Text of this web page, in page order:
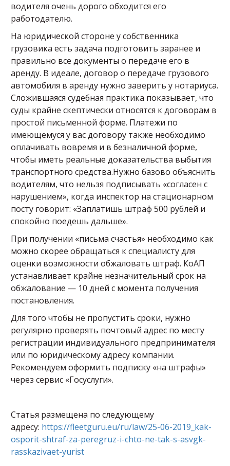
водителя очень дорого обходится его
работодателю.
На юридической стороне у собственника
грузовика есть задача подготовить заранее и
правильно все документы о передаче его в
аренду. В идеале, договор о передаче грузового
автомобиля в аренду нужно заверить у нотариуса.
Сложившаяся судебная практика показывает, что
суды крайне скептически относятся к договорам в
простой письменной форме. Платежи по
имеющемуся у вас договору также необходимо
оплачивать вовремя и в безналичной форме,
чтобы иметь реальные доказательства выбытия
транспортного средства.Нужно базово объяснить
водителям, что нельзя подписывать «согласен с
нарушением», когда инспектор на стационарном
посту говорит: «Заплатишь штраф 500 рублей и
спокойно поедешь дальше».
При получении «письма счастья» необходимо как
можно скорее обращаться к специалисту для
оценки возможности обжаловать штраф. КоАП
устанавливает крайне незначительный срок на
обжалование — 10 дней с момента получения
постановления.
Для того чтобы не пропустить сроки, нужно
регулярно проверять почтовый адрес по месту
регистрации индивидуального предпринимателя
или по юридическому адресу компании.
Рекомендуем оформить подписку «на штрафы»
через сервис «Госуслуги».
Статья размещена по следующему
адресу: https://fleetguru.eu/ru/law/25-06-2019_kak-
osporit-shtraf-za-peregruz-i-chto-ne-tak-s-asvgk-
rasskazivaet-yurist